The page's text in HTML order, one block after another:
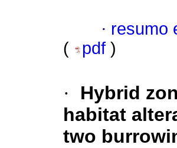
· resumo
(
pdf )
·
Hybrid
habitat
two